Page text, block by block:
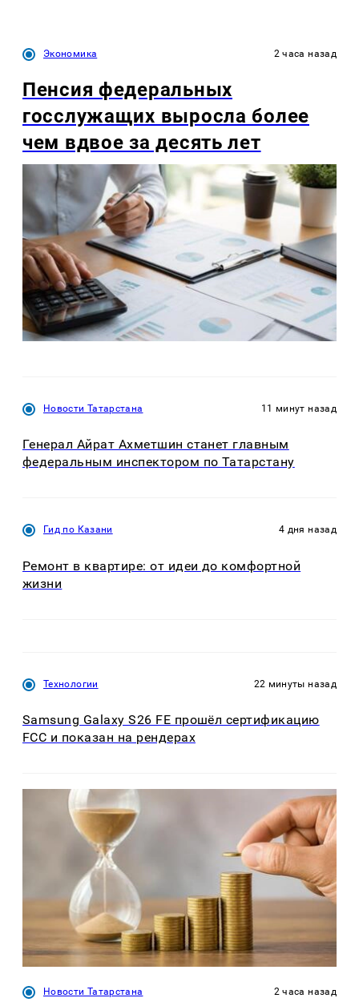
Экономика 2 часа назад
Пенсия федеральных
госслужащих выросла более
чем вдвое за десять лет
Новости Татарстана 11 минут назад
Генерал Айрат Ахметшин станет главным
федеральным инспектором по Татарстану
Гид по Казани 4 дня назад
Ремонт в квартире: от идеи до комфортной
жизни
Технологии 22 минуты назад
Samsung Galaxy S26 FE прошёл сертификацию
FCC и показан на рендерах
Новости Татарстана 2 часа назад